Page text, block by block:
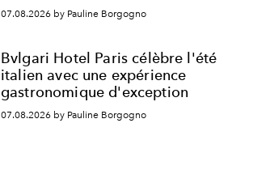
07.08.2026 by Pauline Borgogno
Bvlgari Hotel Paris célèbre l'été
italien avec une expérience
gastronomique d'exception
07.08.2026 by Pauline Borgogno